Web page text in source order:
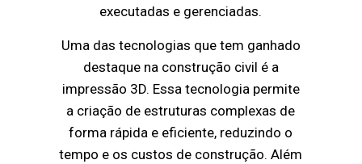
executadas e gerenciadas.
Uma das tecnologias que tem ganhado
destaque na construção civil é a
impressão 3D. Essa tecnologia permite
a criação de estruturas complexas de
forma rápida e eficiente, reduzindo o
tempo e os custos de construção. Além